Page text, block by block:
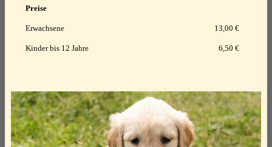
Preise
Erwachsene 13,00 €
Kinder bis 12 Jahre 6,50 €